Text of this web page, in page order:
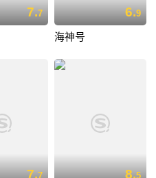
7.7 6.9
海神号
7.7 8.5